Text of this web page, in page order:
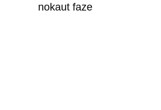
nokaut faze